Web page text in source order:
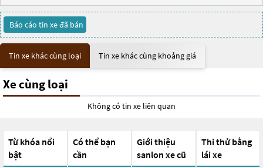
Báo cáo tin xe đã bán
Tin xe khác cùng loại Tin xe khác cùng khoảng giá
Xe cùng loại
Không có tin xe liên quan
Từ khóa nổi
bật
Có thể bạn
cần
Giới thiệu
sanlon xe cũ
Thi thử bằng
lái xe